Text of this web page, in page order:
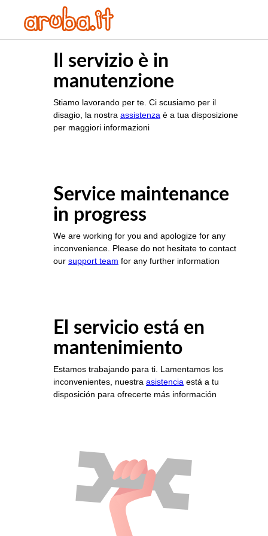
Il servizio è in
manutenzione
Stiamo lavorando per te. Ci scusiamo per il
disagio, la nostra assistenza è a tua disposizione
per maggiori informazioni
Service maintenance
in progress
We are working for you and apologize for any
inconvenience. Please do not hesitate to contact
our support team for any further information
El servicio está en
mantenimiento
Estamos trabajando para ti. Lamentamos los
inconvenientes, nuestra asistencia está a tu
disposición para ofrecerte más información